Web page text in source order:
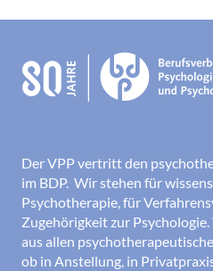
Der VPP vertritt den
im BDP. Wir stehen für
Psychotherapie, für
Zugehörigkeit zur
aus allen
ob in Anstellung, in